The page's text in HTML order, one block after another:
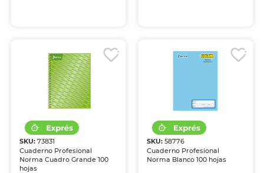
SKU:73831
Cuaderno Profesional
Norma Cuadro Grande 100
hojas
SKU: 58776
Cuaderno Profesional
Norma Blanco 100 hojas